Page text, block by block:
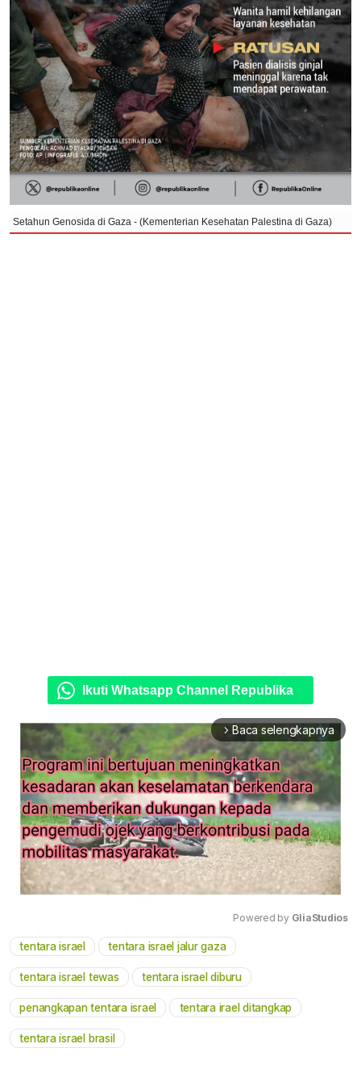
Setahun Genosida di Gaza - (Kementerian Kesehatan Palestina di Gaza)
Ikuti Whatsapp Channel Republika
arrow_forward_ios Baca selengkapnya
Powered by GliaStudios
tentara israel tentara israel jalur gaza
tentara israel tewas tentara israel diburu
penangkapan tentara israel tentara irael ditangkap
tentara israel brasil